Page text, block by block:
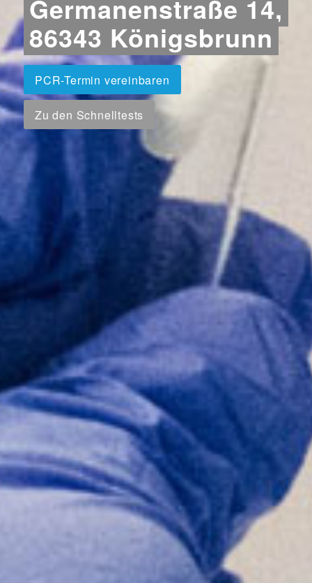
Germanenstraße 14,
86343 Königsbrunn
PCR-Termin vereinbaren
Zu den Schnelltests